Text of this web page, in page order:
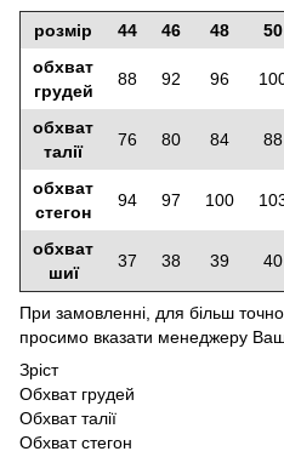
розмір 44 46 48 50
обхват
грудей
88 92 96
обхват
талії
76 80 84 88
обхват
стегон
94 97 100
обхват
шиї
37 38 39 40
При замовленні, для більш
просимо вказати менеджеру
Зріст
Обхват грудей
Обхват талії
Обхват стегон